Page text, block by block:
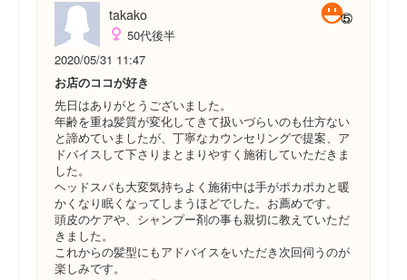
takako
50代後半
2020/05/31 11:47
お店のココが好き
先日はありがとうございました。
年齢を重ね髪質が変化してきて扱いづらいのも仕方ない
と諦めていましたが、丁寧なカウンセリングで提案、ア
ドバイスして下さりまとまりやすく施術していただきま
した。
ヘッドスパも大変気持ちよく施術中は手がポカポカと暖
かくなり眠くなってしまうほどでした。お薦めです。
頭皮のケアや、シャンプー剤の事も親切に教えていただ
きました。
これからの髪型にもアドバイスをいただき次回伺うのが
楽しみです。